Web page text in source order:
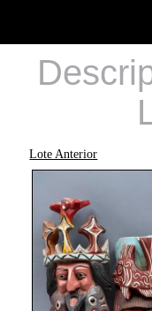
Lote Anterior